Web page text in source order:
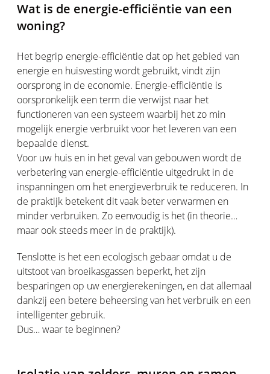
Wat is de energie-efficiëntie van een
woning?
Het begrip energie-efficiëntie dat op het gebied van
energie en huisvesting wordt gebruikt, vindt zijn
oorsprong in de economie. Energie-efficiëntie is
oorspronkelijk een term die verwijst naar het
functioneren van een systeem waarbij het zo min
mogelijk energie verbruikt voor het leveren van een
bepaalde dienst.
Voor uw huis en in het geval van gebouwen wordt de
verbetering van energie-efficiëntie uitgedrukt in de
inspanningen om het energieverbruik te reduceren. In
de praktijk betekent dit vaak beter verwarmen en
minder verbruiken. Zo eenvoudig is het (in theorie…
maar ook steeds meer in de praktijk).
Tenslotte is het een ecologisch gebaar omdat u de
uitstoot van broeikasgassen beperkt, het zijn
besparingen op uw energierekeningen, en dat allemaal
dankzij een betere beheersing van het verbruik en een
intelligenter gebruik.
Dus… waar te beginnen?